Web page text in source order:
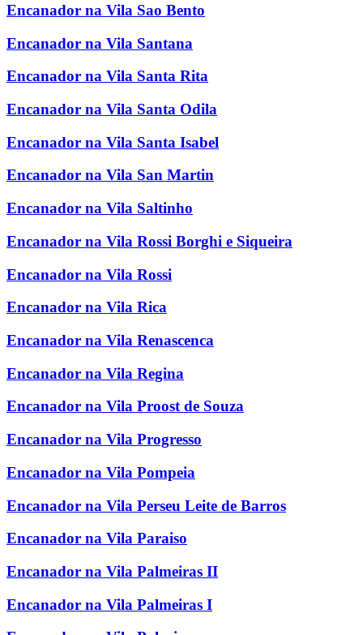
Encanador na Vila Sao Bento
Encanador na Vila Santana
Encanador na Vila Santa Rita
Encanador na Vila Santa Odila
Encanador na Vila Santa Isabel
Encanador na Vila San Martin
Encanador na Vila Saltinho
Encanador na Vila Rossi Borghi e Siqueira
Encanador na Vila Rossi
Encanador na Vila Rica
Encanador na Vila Renascenca
Encanador na Vila Regina
Encanador na Vila Proost de Souza
Encanador na Vila Progresso
Encanador na Vila Pompeia
Encanador na Vila Perseu Leite de Barros
Encanador na Vila Paraiso
Encanador na Vila Palmeiras II
Encanador na Vila Palmeiras I